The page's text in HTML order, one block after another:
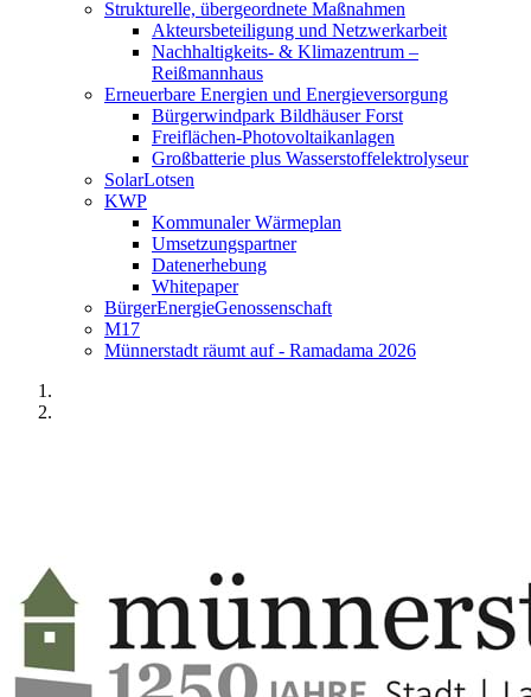
Strukturelle, übergeordnete Maßnahmen
Akteursbeteiligung und Netzwerkarbeit
Nachhaltigkeits- & Klimazentrum –
Reißmannhaus
Erneuerbare Energien und Energieversorgung
Bürgerwindpark Bildhäuser Forst
Freiflächen-Photovoltaikanlagen
Großbatterie plus Wasserstoffelektrolyseur
SolarLotsen
KWP
Kommunaler Wärmeplan
Umsetzungspartner
Datenerhebung
Whitepaper
BürgerEnergieGenossenschaft
M17
Münnerstadt räumt auf - Ramadama 2026